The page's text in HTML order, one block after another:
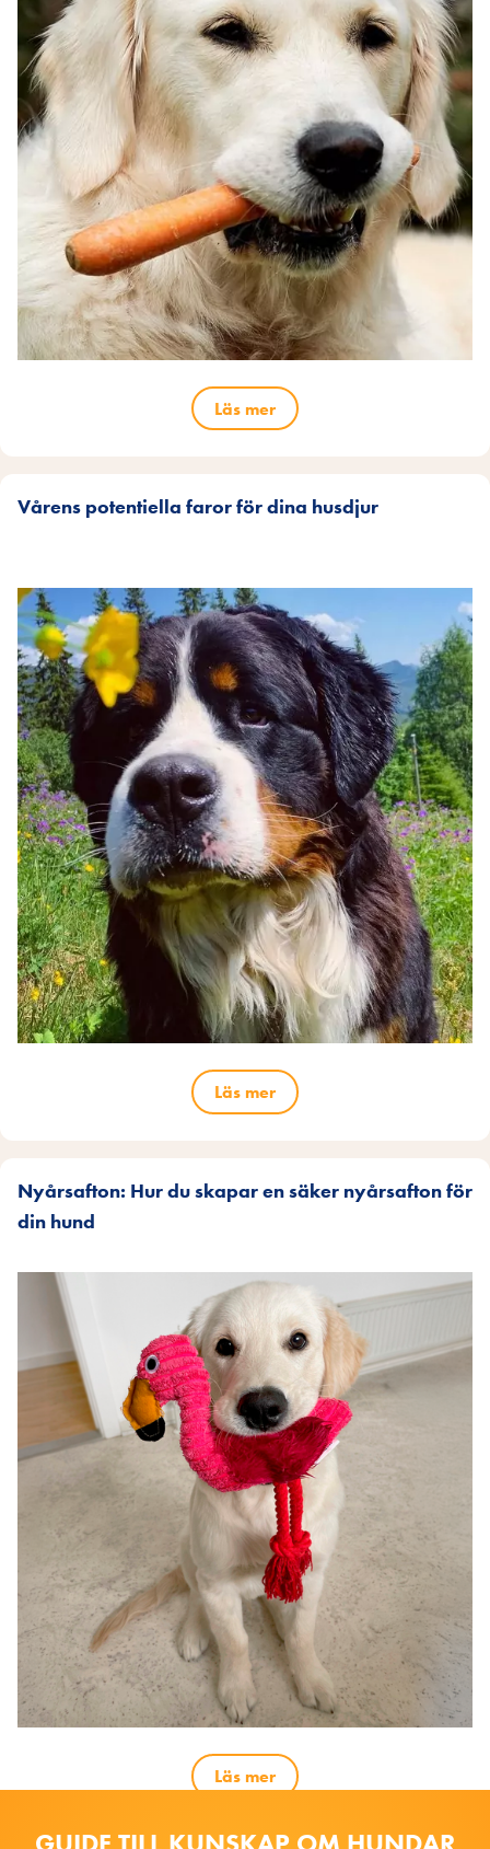
Läs mer
Vårens potentiella faror för dina husdjur
Läs mer
Nyårsafton: Hur du skapar en säker nyårsafton för
din hund
Läs mer